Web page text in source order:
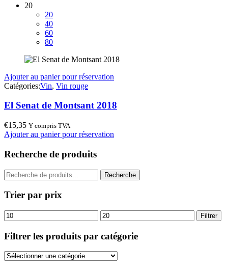
20
20
40
60
80
Ajouter au panier pour réservation
Catégories:Vin, Vin rouge
El Senat de Montsant 2018
€15,35 Y compris TVA
Ajouter au panier pour réservation
Recherche de produits
Recherche
pour :
Recherche
Trier par prix
Prix
min
Prix
max
Filtrer
Filtrer les produits par catégorie